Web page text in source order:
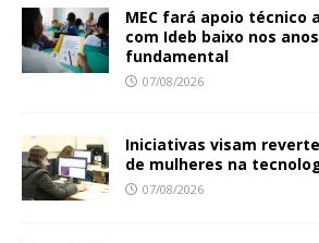
MEC fará apoio técnico
com Ideb baixo nos
fundamental
07/08/2026
Iniciativas visam
de mulheres na
07/08/2026